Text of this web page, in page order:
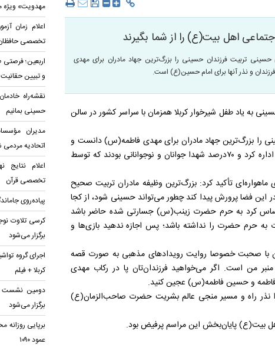
اهل بیت(ع) را از شما بگیرند
حسینی تربیت فرزندان حسینی را‌ بزرگ‌ترین جهاد مادران برای مهدی
و نذر آنها برای امام حسین(ع) است.
به یاد طفل شیرخوار کربلا همزمان با سراسر کشور در سالن
را‌ بزرگ‌ترین جهاد مادران برای مهدی فاطمه(س) دانست و
گفت: امام خمینی(ره) این انقلاب را با جوانان و نوجوانان اداره کرد و ۷۰درصد شهدا جوانان و نوجوانانی بودند که توسط
تأکید کرد: بزرگ‌ترین وظیفه مادران تربیت صحیح
این فضا پرورش پیدا کند چطور می‌تواند حسینی شود، از کجا
کرد به حرم حضرت زینب(س) جسارتی شده حاضر باشد
حرم حضرت را نداشته باشد؛ پس اجازه ندهید بازی‌ها و
با صحبت خصوصا روایت رویدادهای مذهبی به صورت قصه
منبر من است. اگر می‌خواهید فرزندان‌تان پا در رکاب مهدی
فاطمه و حسین فاطمه(س) عجین کنید.
را نذر راه و مسیر منجی عالم بشریت حضرت صاحب‌الزمان‌(ع)
بیت(ع) پایان‌بخش این مراسم پرفیض بود.
مهدویت» ویژه
اعلام زمان
تخصصی
اربعین؛
و تبیین
نقشه‌راه
حسینی بمانیم
مدیران
اتحادیه‌
اعلام
تخصصی قرآن
پیاده‌روی
کرسی تلاوت
برگزار می‌شود
اجرای گروه
کربلا + فیلم
دومین نشست
برگزار می‌شود
برپایی روزانه
عمود ۱۰۹۰